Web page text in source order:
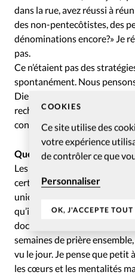
COOKIES
Ce site utilise des
votre expérience
de contrôler ce que
Personnaliser
OK, J'ACCEPTE TOUT
dans la rue, avez réussi à
des non-pentecôtistes, des
dénominations encore?» Je
pas.
Ce n’étaient pas des
spontanément. Nous
Dieu est derrière. Il a poussé
recherches des uns et des
convergence. Cela devait
Quels sont les fruits de ces
Les gens découvrent qu’ils ne
certains rencontrer des
unions et découvrir qu’ils ne
qu’ils ont une plateforme
doctrines fondamentales de
semaines de prière
vu le jour. Je pense que petit
les cœurs et les mentalités